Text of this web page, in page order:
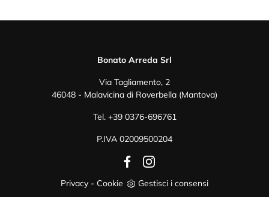
Bonato Arreda Srl
Via Tagliamento, 2
46048 - Malavicina di Roverbella (Mantova)
Tel. +39 0376-696761
P.IVA 02009500204
Privacy - Cookie Gestisci i consensi